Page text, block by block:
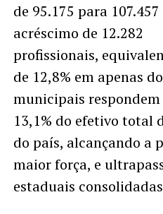
de 95.175 para
acréscimo de 12.282
profissionais,
de 12,8% em apenas
municipais
13,1% do efetivo total
do país, alcançando a
maior força, e
estaduais